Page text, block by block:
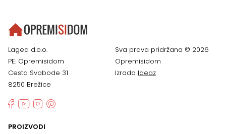
Lagea d.o.o.
PE: Opremisidom
Cesta Svobode 31
8250 Brežice
Sva prava pridržana © 2026
Opremisidom
Izrada Ideaz
PROIZVODI